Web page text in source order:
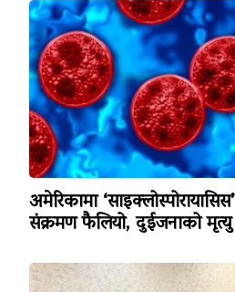
अमेरिकामा ‘साइक्लोस्पोरायासिस’
संक्रमण फैलियो, दुईजनाको मृत्यु